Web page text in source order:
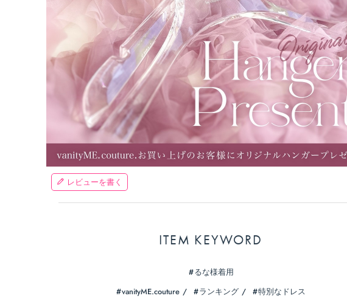
レビューを書く
ITEM KEYWORD
るな様着用
vanityME.couture
ランキング
特別なドレス